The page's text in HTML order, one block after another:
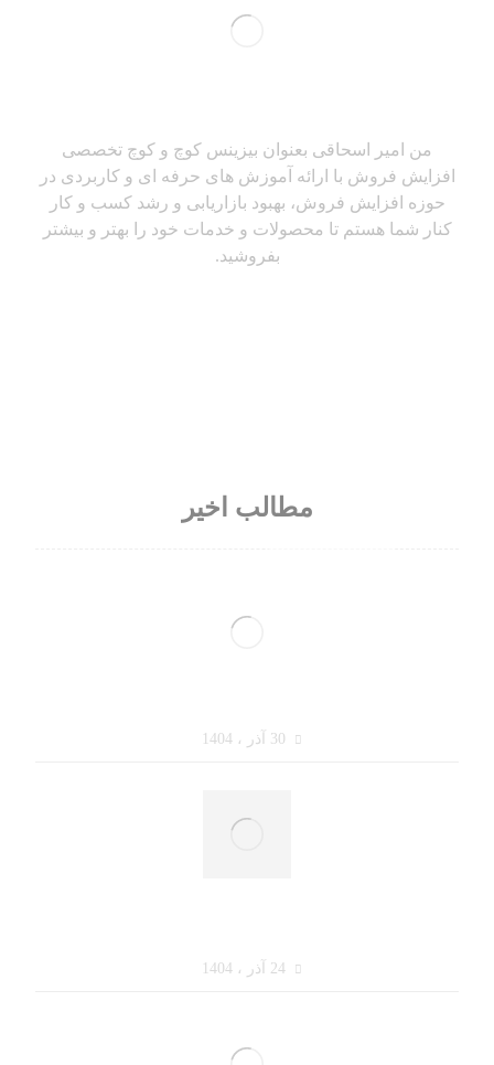
من امیر اسحاقی بعنوان بیزینس کوچ و کوچ تخصصی
افزایش فروش با ارائه آموزش های حرفه ای و کاربردی در
حوزه افزایش فروش، بهبود بازاریابی و رشد کسب و کار
کنار شما هستم تا محصولات و خدمات خود را بهتر و بیشتر
بفروشید.
مطالب اخیر
30 آذر ، 1404
24 آذر ، 1404